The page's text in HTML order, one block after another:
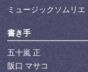
ミュージックソムリエ
書き手
五十嵐 正
阪口 マサコ